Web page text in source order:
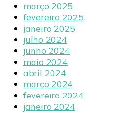
março 2025
fevereiro 2025
janeiro 2025
julho 2024
junho 2024
maio 2024
abril 2024
março 2024
fevereiro 2024
janeiro 2024